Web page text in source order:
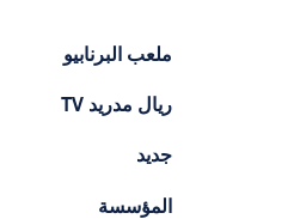
ملعب البرنابيو
ريال مدريد TV
جديد
المؤسسة